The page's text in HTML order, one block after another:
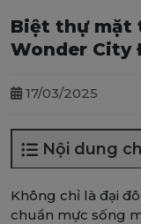
Biệt thự mặt
Wonder City
17/03/2025
Nội dung
Không chỉ là đại
chuẩn mực sống